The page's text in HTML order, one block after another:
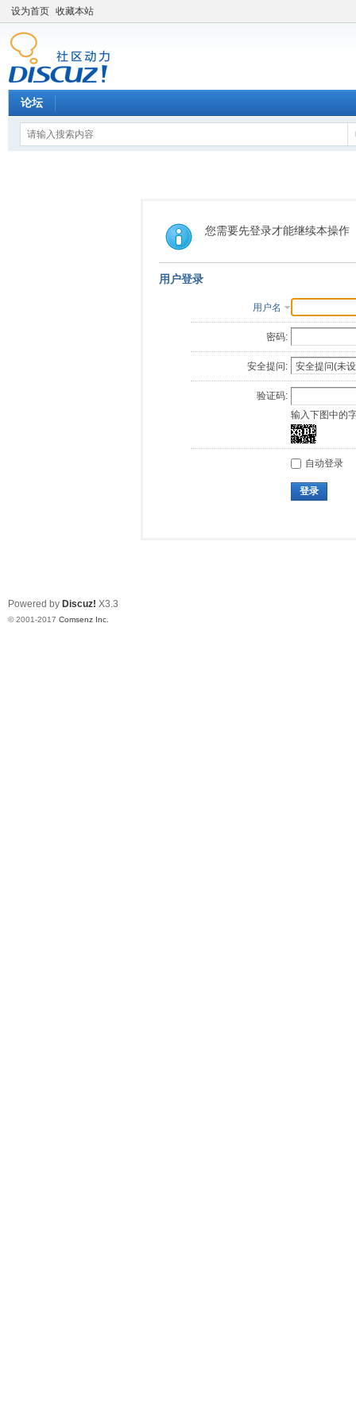
设为首页 收藏本站
论坛
您需要先登录才能继续本操作
用户登录
用户名
密码:
安全提问:
验证码:
输入下图中的
自动登录
登录
Powered by Discuz! X3.3
© 2001-2017 Comsenz Inc.